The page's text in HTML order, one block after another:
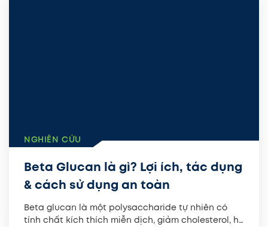
NGHIÊN CỨU
Beta Glucan là gì? Lợi ích, tác dụng
& cách sử dụng an toàn
Beta glucan là một polysaccharide tự nhiên có
tính chất kích thích miễn dịch, giảm cholesterol, hỗ